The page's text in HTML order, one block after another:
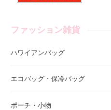
ファッション雑貨
ハワイアンバッグ
エコバッグ・保冷バッグ
ポーチ・小物